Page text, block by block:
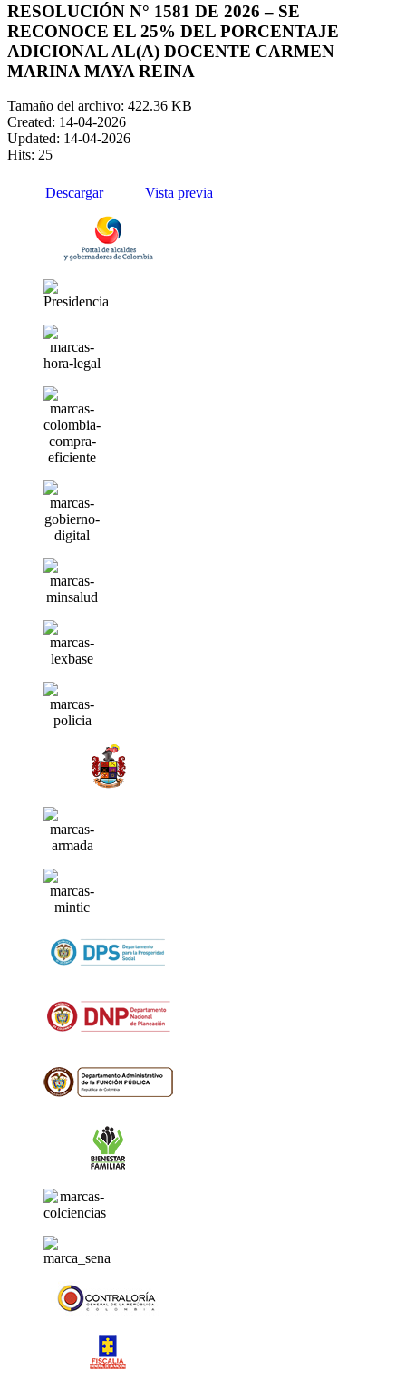
RESOLUCIÓN N° 1581 DE 2026 – SE
RECONOCE EL 25% DEL PORCENTAJE
ADICIONAL AL(A) DOCENTE CARMEN
MARINA MAYA REINA
Tamaño del archivo: 422.36 KB
Created: 14-04-2026
Updated: 14-04-2026
Hits: 25
Descargar Vista previa